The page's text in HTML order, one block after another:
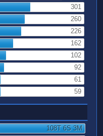
301
260
226
162
102
92
61
59
108T 6S 3M